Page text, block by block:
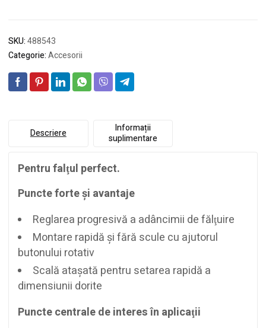
SKU:488543
Categorie:Accesorii
Descriere
Informații
suplimentare
Pentru falţul perfect.
Puncte forte şi avantaje
Reglarea progresivă a adâncimii de fălţuire
Montare rapidă şi fără scule cu ajutorul
butonului rotativ
Scală ataşată pentru setarea rapidă a
dimensiunii dorite
Puncte centrale de interes în aplicaţii